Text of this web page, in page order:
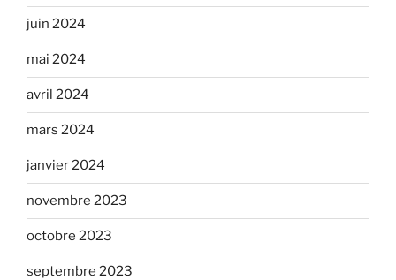
juin 2024
mai 2024
avril 2024
mars 2024
janvier 2024
novembre 2023
octobre 2023
septembre 2023